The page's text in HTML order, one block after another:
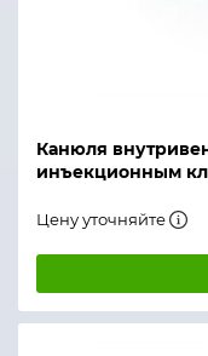
Канюля
инъекционным
Цену уточняйте